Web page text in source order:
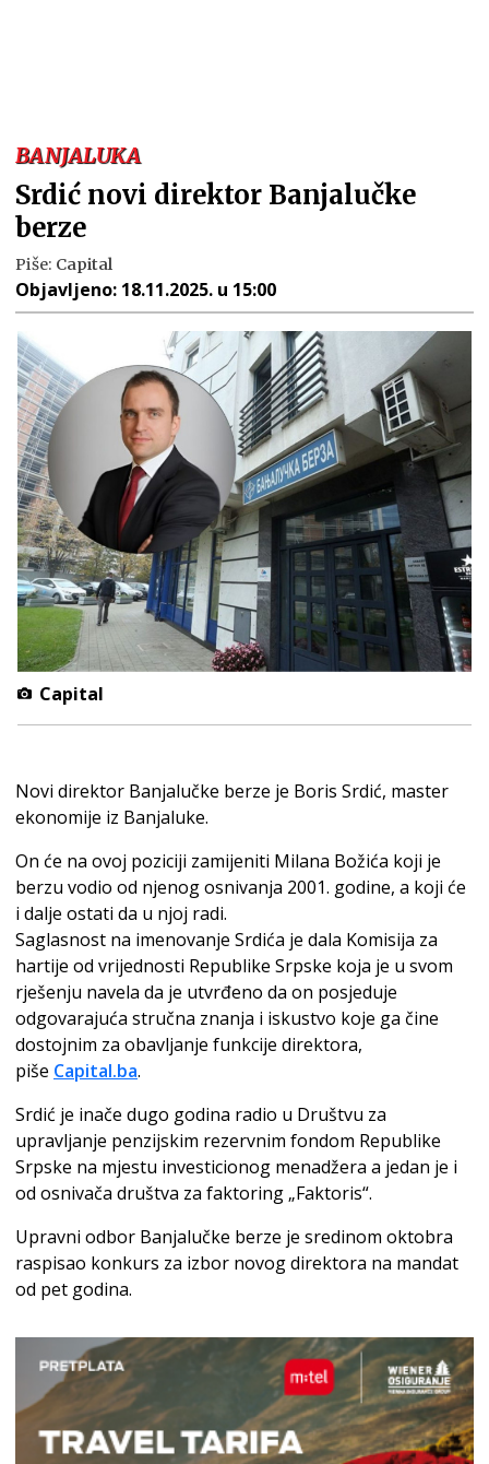
BANJALUKA
Srdić novi direktor Banjalučke
berze
Piše: Capital
Objavljeno: 18.11.2025. u 15:00
Capital
Novi direktor Banjalučke berze je Boris Srdić, master
ekonomije iz Banjaluke.
On će na ovoj poziciji zamijeniti Milana Božića koji je
berzu vodio od njenog osnivanja 2001. godine, a koji će
i dalje ostati da u njoj radi.
Saglasnost na imenovanje Srdića je dala Komisija za
hartije od vrijednosti Republike Srpske koja je u svom
rješenju navela da je utvrđeno da on posjeduje
odgovarajuća stručna znanja i iskustvo koje ga čine
dostojnim za obavljanje funkcije direktora,
piše Capital.ba.
Srdić je inače dugo godina radio u Društvu za
upravljanje penzijskim rezervnim fondom Republike
Srpske na mjestu investicionog menadžera a jedan je i
od osnivača društva za faktoring „Faktoris“.
Upravni odbor Banjalučke berze je sredinom oktobra
raspisao konkurs za izbor novog direktora na mandat
od pet godina.